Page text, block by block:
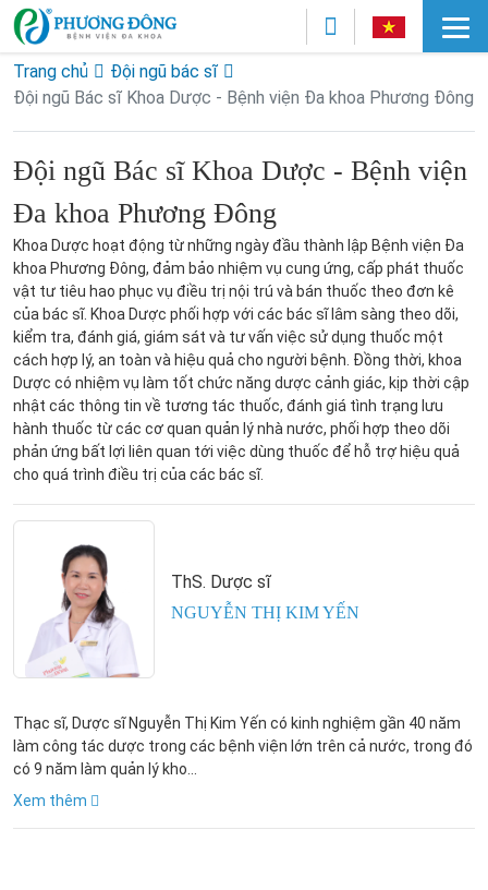
Trang chủ
Đội ngũ bác sĩ
Đội ngũ Bác sĩ Khoa Dược - Bệnh viện Đa khoa Phương Đông
Đội ngũ Bác sĩ Khoa Dược - Bệnh viện
Đa khoa Phương Đông
Khoa Dược hoạt động từ những ngày đầu thành lập Bệnh viện Đa
khoa Phương Đông, đảm bảo nhiệm vụ cung ứng, cấp phát thuốc
vật tư tiêu hao phục vụ điều trị nội trú và bán thuốc theo đơn kê
của bác sĩ. Khoa Dược phối hợp với các bác sĩ lâm sàng theo dõi,
kiểm tra, đánh giá, giám sát và tư vấn việc sử dụng thuốc một
cách hợp lý, an toàn và hiệu quả cho người bệnh. Đồng thời, khoa
Dược có nhiệm vụ làm tốt chức năng dược cảnh giác, kịp thời cập
nhật các thông tin về tương tác thuốc, đánh giá tình trạng lưu
hành thuốc từ các cơ quan quản lý nhà nước, phối hợp theo dõi
phản ứng bất lợi liên quan tới việc dùng thuốc để hỗ trợ hiệu quả
cho quá trình điều trị của các bác sĩ.
ThS. Dược sĩ
NGUYỄN THỊ KIM YẾN
Thạc sĩ, Dược sĩ Nguyễn Thị Kim Yến có kinh nghiệm gần 40 năm
làm công tác dược trong các bệnh viện lớn trên cả nước, trong đó
có 9 năm làm quản lý kho...
Xem thêm